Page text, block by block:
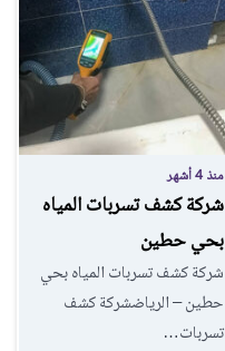
منذ 4 أشهر
شركة كشف تسربات المياه
بحي حطين
شركة كشف تسربات المياه بحي
حطين – الرياضشركة كشف
تسربات…